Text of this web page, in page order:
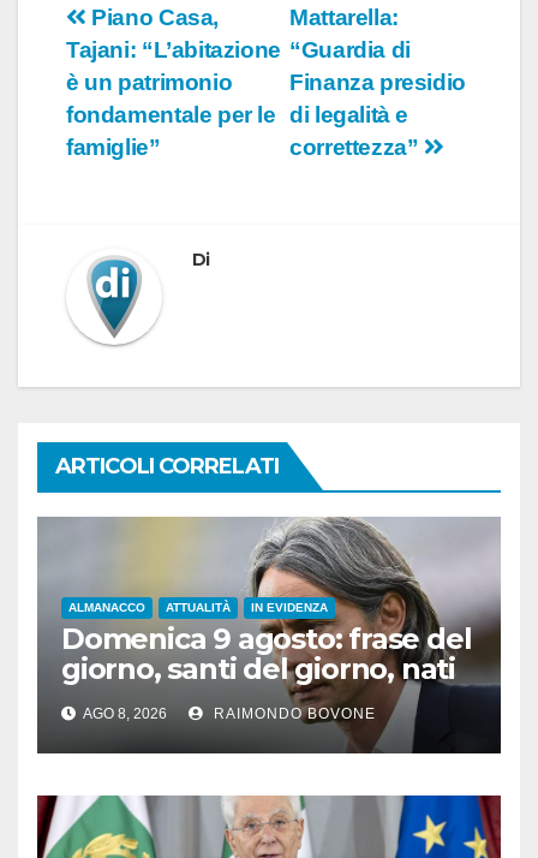
Navigazione
articoli
Mattarella:
“Guardia di
Finanza presidio
di legalità e
correttezza”
Piano Casa,
Tajani: “L’abitazione
è un patrimonio
fondamentale per le
famiglie”
Di
ARTICOLI CORRELATI
ALMANACCO ATTUALITÀ IN EVIDENZA
Domenica 9 agosto: frase del
giorno, santi del giorno, nati
famosi, accadde oggi
AGO 8, 2026 RAIMONDO BOVONE